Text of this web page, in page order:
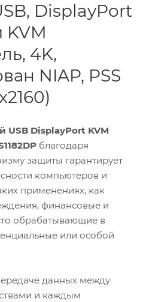
DisplayPort
4K,
NIAP, PSS
USB DisplayPort KVM
благодаря
защиты гарантирует
компьютеров и
применениях, как
финансовые и
обрабатывающие в
или особой
данных между
и каждым